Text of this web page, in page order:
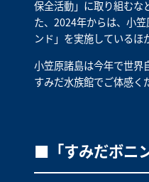
保全活動」に取り組むな
た、2024年からは、小
ンド」を実施しているほ
小笠原諸島は今年で世界
すみだ水族館でご体感く
■「すみだボニ